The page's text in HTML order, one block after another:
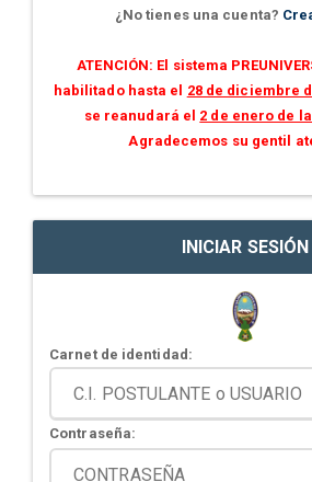
¿No tienes una cuenta?
ATENCIÓN: El sistema
habilitado hasta el 28 de diciembre
se reanudará el 2 de enero de
Agradecemos su gentil
INICIAR SESIÓN
Carnet de identidad:
Contraseña: